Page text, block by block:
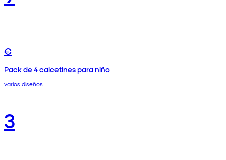
€
Pack de 4 calcetines para niño
varios diseños
3